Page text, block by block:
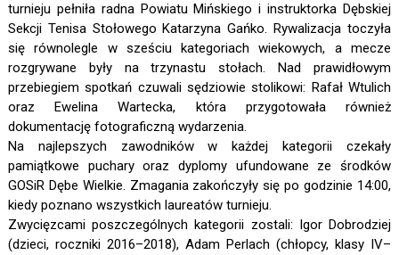
turnieju pełniła radna Powiatu Mińskiego i instruktorka Dębskiej
Sekcji Tenisa Stołowego Katarzyna Gańko. Rywalizacja toczyła
się równolegle w sześciu kategoriach wiekowych, a mecze
rozgrywane były na trzynastu stołach. Nad prawidłowym
przebiegiem spotkań czuwali sędziowie stolikowi: Rafał Wtulich
oraz Ewelina Wartecka, która przygotowała również
dokumentację fotograficzną wydarzenia.
Na najlepszych zawodników w każdej kategorii czekały
pamiątkowe puchary oraz dyplomy ufundowane ze środków
GOSiR Dębe Wielkie. Zmagania zakończyły się po godzinie 14:00,
kiedy poznano wszystkich laureatów turnieju.
Zwycięzcami poszczególnych kategorii zostali: Igor Dobrodziej
(dzieci, roczniki 2016–2018), Adam Perlach (chłopcy, klasy IV–